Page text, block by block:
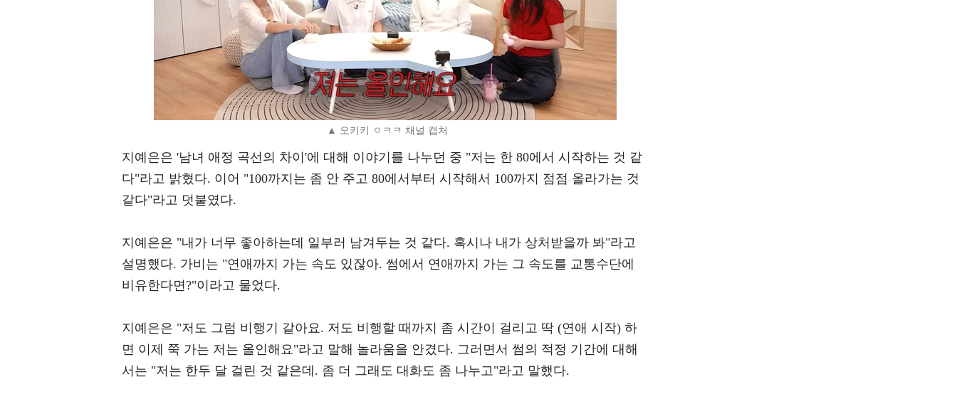
▲ 오키키 ㅇㅋㅋ 채널 캡처
지예은은 '남녀 애정 곡선의 차이'에 대해 이야기를 나누던 중 "저는 한 80에서 시작하는 것 같
다"라고 밝혔다. 이어 "100까지는 좀 안 주고 80에서부터 시작해서 100까지 점점 올라가는 것
같다"라고 덧붙였다.
지예은은 "내가 너무 좋아하는데 일부러 남겨두는 것 같다. 혹시나 내가 상처받을까 봐"라고
설명했다. 가비는 "연애까지 가는 속도 있잖아. 썸에서 연애까지 가는 그 속도를 교통수단에
비유한다면?"이라고 물었다.
지예은은 "저도 그럼 비행기 같아요. 저도 비행할 때까지 좀 시간이 걸리고 딱 (연애 시작) 하
면 이제 쭉 가는 저는 올인해요"라고 말해 놀라움을 안겼다. 그러면서 썸의 적정 기간에 대해
서는 "저는 한두 달 걸린 것 같은데. 좀 더 그래도 대화도 좀 나누고"라고 말했다.